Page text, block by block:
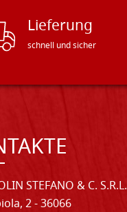
Lieferung
schnell und sicher
STEFANO & C. S.R.L.
2 - 36066